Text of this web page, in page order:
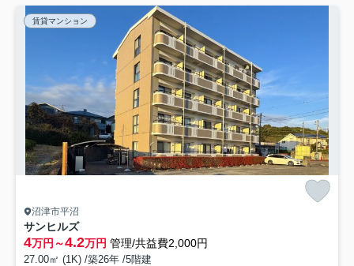
賃貸マンション
沼津市平沼
サンヒルズ
4万円～4.2万円 管理/共益費2,000円
27.00㎡ (1K) /築26年 /5階建